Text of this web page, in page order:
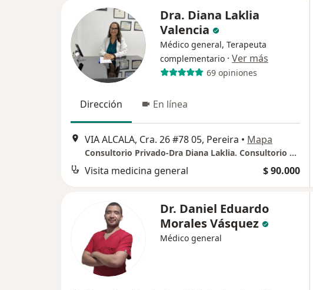
Dra. Diana Laklia
Valencia
Médico general, Terapeuta
complementario · Ver más
69 opiniones
Dirección En línea
VIA ALCALA, Cra. 26 #78 05, Pereira • Mapa
Consultorio Privado-Dra Diana Laklia. Consultorio # 2, Segundo piso. Centro Médico San Joaquín.
Visita medicina general $ 90.000
Dr. Daniel Eduardo
Morales Vásquez
Médico general